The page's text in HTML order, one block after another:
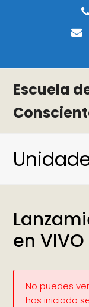
Escuela
en VIVO
No puedes
has iniciado